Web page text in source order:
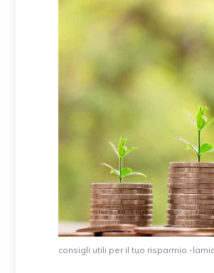
consigli utili per il tuo risparmio -